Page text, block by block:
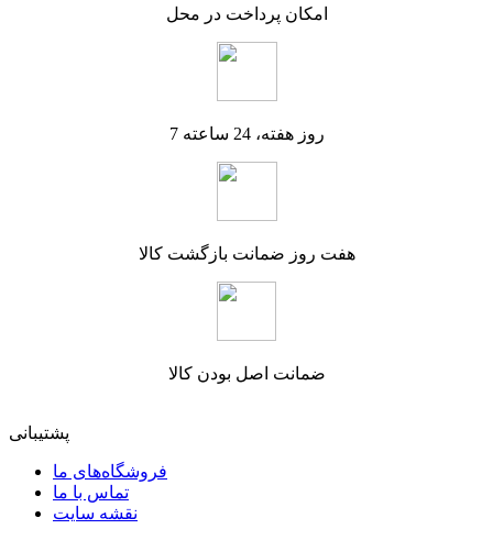
امکان پرداخت در محل
7 روز هفته، 24 ساعته
هفت روز ضمانت بازگشت کالا
ضمانت اصل بودن کالا
پشتیبانی
فروشگاه‌های ما
تماس با ما
نقشه سایت